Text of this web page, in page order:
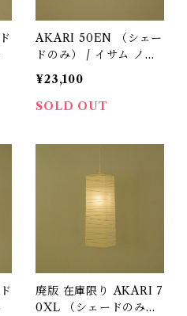
AKARI 50EN （シェー
ドのみ） / イサム ノグ
チ（Isamu Noguchi) /
オゼキ（尾関）
¥23,100
SOLD OUT
廃版 在庫限り AKARI 7
0XL （シェードのみ）